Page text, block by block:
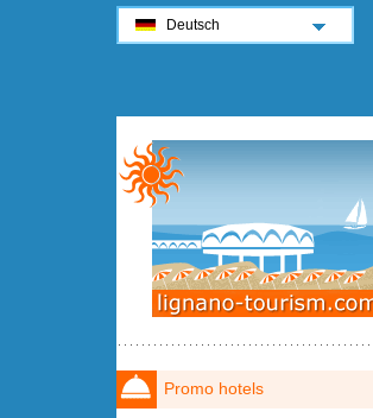
Promo hotels
Deutsch